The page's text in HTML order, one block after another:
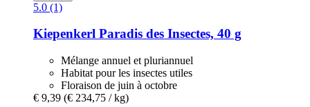
5.0 (1)
Kiepenkerl Paradis des Insectes, 40 g
Mélange annuel et pluriannuel
Habitat pour les insectes utiles
Floraison de juin à octobre
€ 9,39 (€ 234,75 / kg)